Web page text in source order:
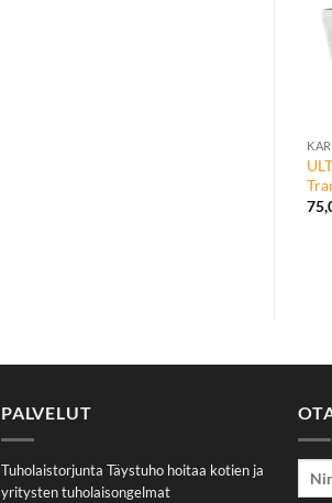
PALVELUT
Tuholaistorjunta Täystuho hoitaa kotien ja
yritysten tuholaisongelmat